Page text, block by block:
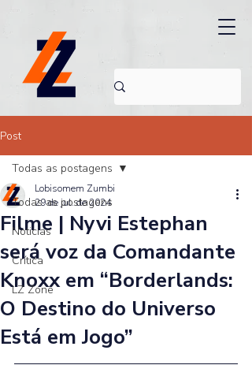
Post
Todas as postagens
Noticias
Crítica
LZ Zone
Todas as postagens
Filme | Nyvi Estephan
será voz da Comandante
Knoxx em “Borderlands:
O Destino do Universo
Está em Jogo”
Lobisomem Zumbi
29 de jul. de 2024